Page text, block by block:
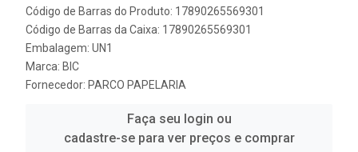
Código de Barras do Produto: 17890265569301
Código de Barras da Caixa: 17890265569301
Embalagem: UN1
Marca: BIC
Fornecedor: PARCO PAPELARIA
Faça seu login ou
cadastre-se para ver preços e comprar